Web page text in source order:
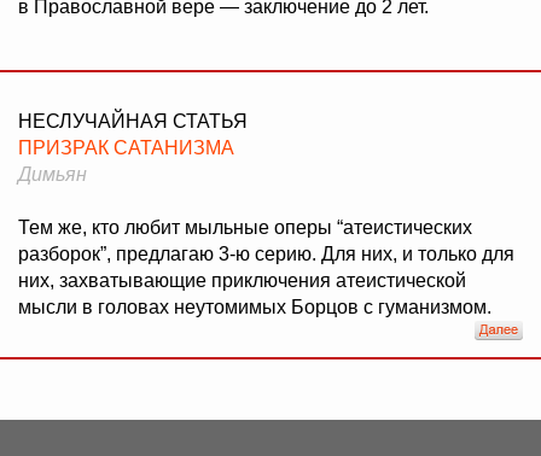
в Православной вере — заключение до 2 лет.
НЕСЛУЧАЙНАЯ СТАТЬЯ
ПРИЗРАК САТАНИЗМА
Димьян
Тем же, кто любит мыльные оперы “атеистических
разборок”, предлагаю 3-ю серию. Для них, и только для
них, захватывающие приключения атеистической
мысли в головах неутомимых Борцов с гуманизмом.